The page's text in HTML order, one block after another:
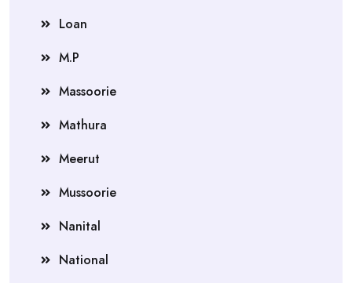
Loan
M.P
Massoorie
Mathura
Meerut
Mussoorie
Nanital
National